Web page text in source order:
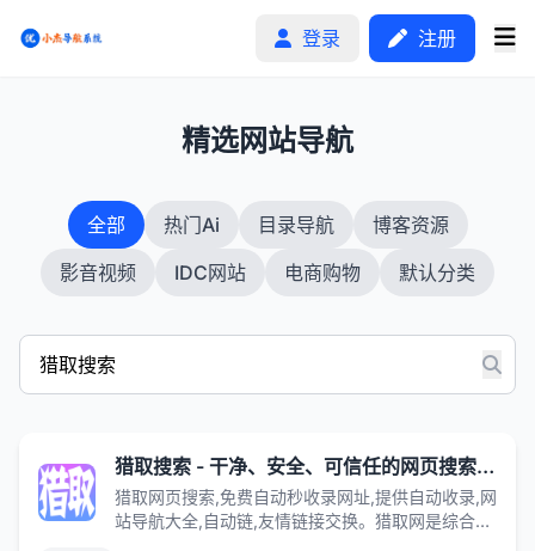
登录 注册
分类排行
申请收录
精选网站导航
全部 热门Ai 目录导航
博客资源
影音视频
IDC网站 电商购物 默认分类
猎取搜索 - 干净、安全、可信任的网页搜索引擎
猎取网页搜索,免费自动秒收录网址,提供自动收录,网
站导航大全,自动链,友情链接交换。猎取网是综合资